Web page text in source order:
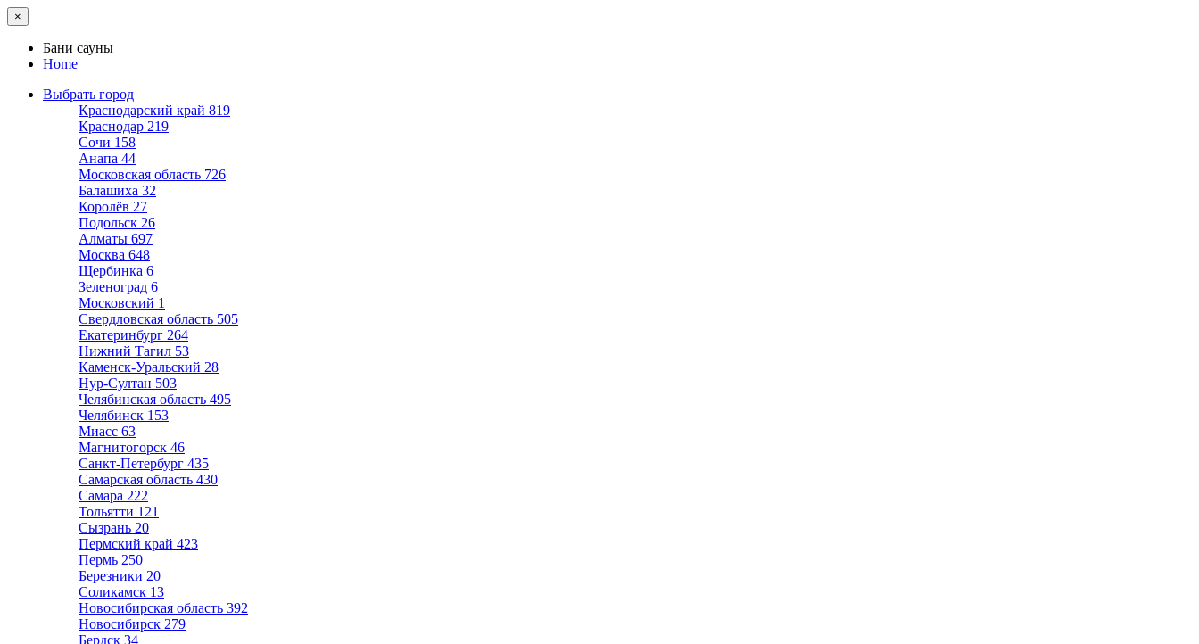
×
Бани сауны
Home
Выбрать город
Краснодарский край 819
Краснодар 219
Сочи 158
Анапа 44
Московская область 726
Балашиха 32
Королёв 27
Подольск 26
Алматы 697
Москва 648
Щербинка 6
Зеленоград 6
Московский 1
Свердловская область 505
Екатеринбург 264
Нижний Тагил 53
Каменск-Уральский 28
Нур-Султан 503
Челябинская область 495
Челябинск 153
Миасс 63
Магнитогорск 46
Санкт-Петербург 435
Самарская область 430
Самара 222
Тольятти 121
Сызрань 20
Пермский край 423
Пермь 250
Березники 20
Соликамск 13
Новосибирская область 392
Новосибирск 279
Бердск 34